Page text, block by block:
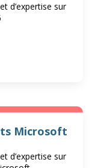
d’expertise sur
Microsoft
d’expertise sur